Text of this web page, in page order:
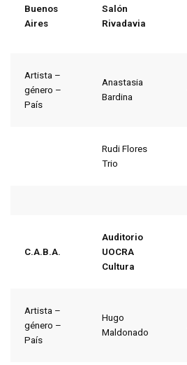
Buenos
Aires
Salón
Rivadavia
Artista –
género –
País
Anastasia
Bardina
Rudi Flores
Trio
C.A.B.A.
Auditorio
UOCRA
Cultura
Artista –
género –
País
Hugo
Maldonado